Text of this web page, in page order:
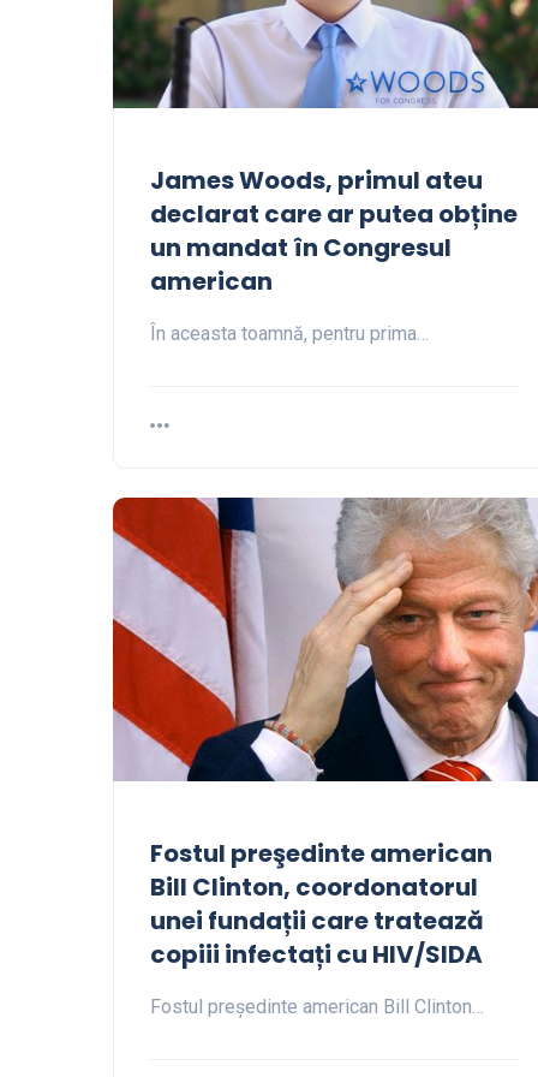
James Woods, primul ateu
declarat care ar putea obține
un mandat în Congresul
american
În aceasta toamnă, pentru prima…
Fostul preşedinte american
Bill Clinton, coordonatorul
unei fundații care tratează
copiii infectați cu HIV/SIDA
Fostul președinte american Bill Clinton…